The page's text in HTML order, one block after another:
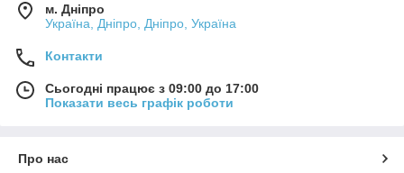
м. Дніпро
Україна, Дніпро, Дніпро, Україна
Контакти
Сьогодні працює з 09:00 до 17:00
Показати весь графік роботи
Про нас